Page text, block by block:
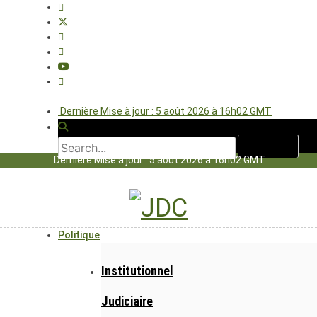
Dernière Mise à jour : 5 août 2026 à 16h02 GMT
Dernière Mise à jour : 5 août 2026 à 16h02 GMT
Politique
Institutionnel
Judiciaire